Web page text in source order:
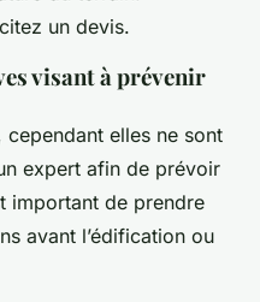
un devis.
visant à prévenir
elles ne sont
expert afin de prévoir
important de prendre
avant l’édification ou